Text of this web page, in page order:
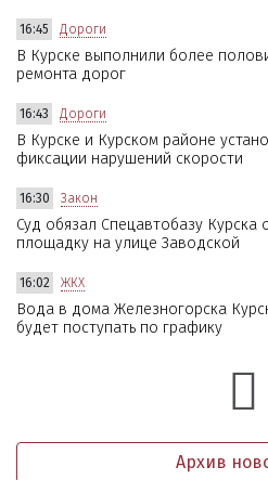
16:45 Дороги
В Курске выполнили более
ремонта дорог
16:43 Дороги
В Курске и Курском районе
фиксации нарушений скорости
16:30 Закон
Суд обязал Спецавтобазу
площадку на улице Заводской
16:02 ЖКХ
Вода в дома Железногорска
будет поступать по графику
Архив